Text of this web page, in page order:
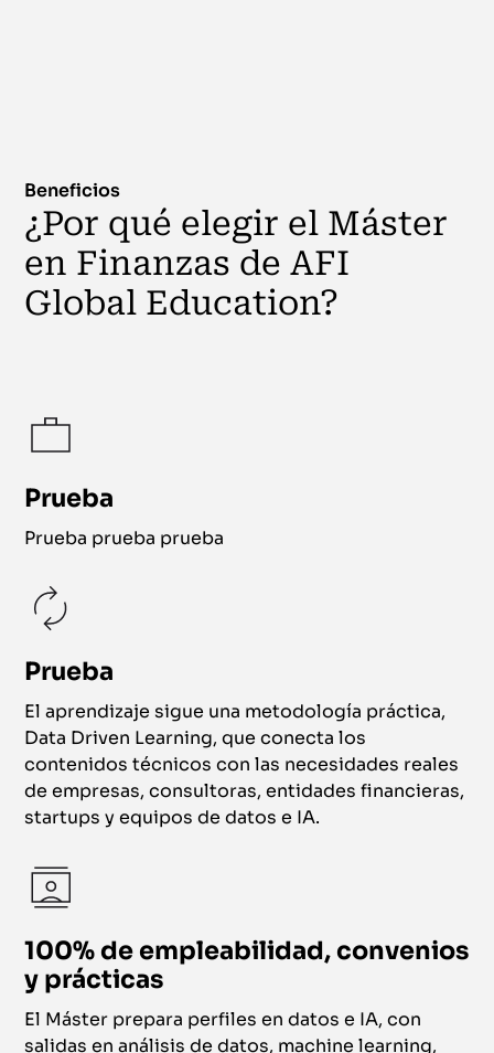
Beneficios
¿Por qué elegir el Máster
en Finanzas de AFI
Global Education?
Prueba
Prueba prueba prueba
Prueba
El aprendizaje sigue una metodología práctica,
Data Driven Learning, que conecta los
contenidos técnicos con las necesidades reales
de empresas, consultoras, entidades financieras,
startups y equipos de datos e IA.
100% de empleabilidad, convenios
y prácticas
El Máster prepara perfiles en datos e IA, con
salidas en análisis de datos, machine learning,